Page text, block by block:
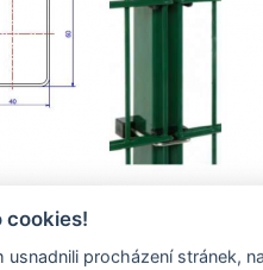
cookies!
usnadnili procházení stránek,